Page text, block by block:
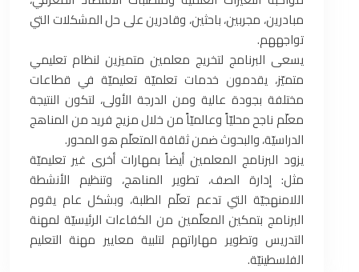
مبادرين، مجربين، باحثين، وقادرين على حل المشكلات التي
تواجههم‎.‎
يسعى البرنامج لتخريج معلمين متميزين لنظام تعليمي
متميّز، يقدمون خدمات تعلميّة تعليميّة في قطاعات
مختلفة بجودة عالية ومن الدرجة الأولى، لتكون النتيجة
معلّم ناجح محليّاً وعالميّاً من خلال مزيج فريد من المناهج
الدراسيّة، والبحوث ضمن ثقافة المتعلّم هو المحور.
يزود البرنامج المعلمين أيضاً بمهارات أخرى غير تعليميّة
مثل: إدارة الصف، تطوير المناهج، وتنظيم الأنشطة
اللامنهجيّة التي تدعم تعلّم الطلبة، وبشكل عام يقوم
البرنامج بتمكين المعلّمين من الكفاءات الرئيسيّة لمهنة
التدريس وتطوير مهاراتهم لتلبية معايير مهنة التعليم
الفلسطينيّة.